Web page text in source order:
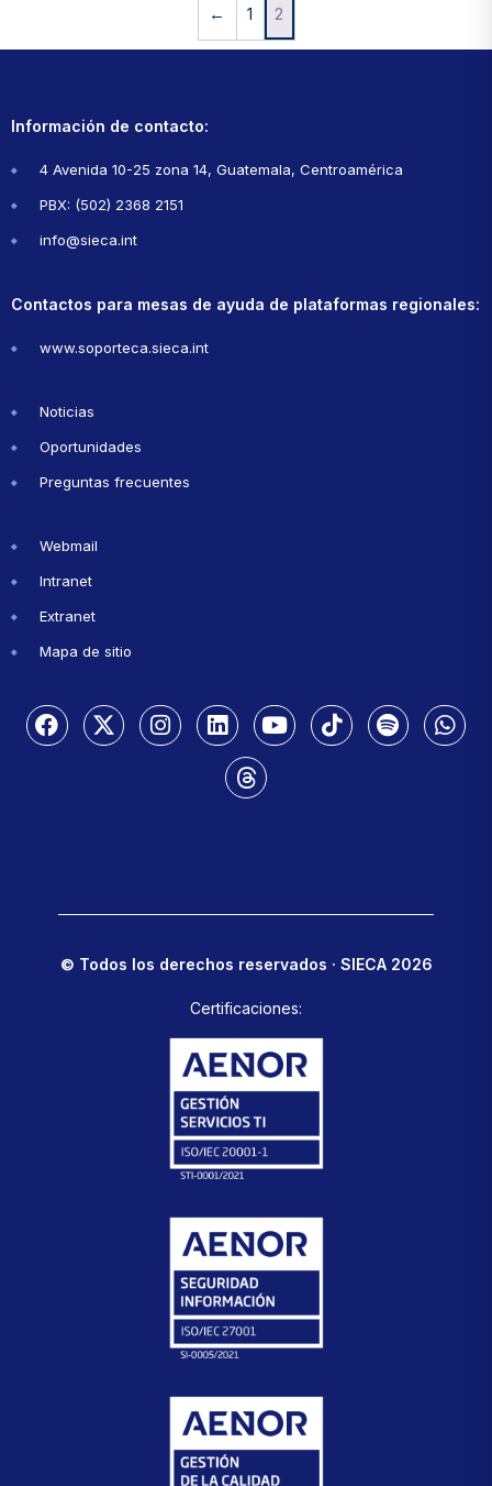
← 1 2
Información de contacto:
4 Avenida 10-25 zona 14, Guatemala, Centroamérica
PBX: (502) 2368 2151
info@sieca.int
Contactos para mesas de ayuda de plataformas regionales:
www.soporteca.sieca.int
Noticias
Oportunidades
Preguntas frecuentes
Webmail
Intranet
Extranet
Mapa de sitio
© Todos los derechos reservados · SIECA 2026
Certificaciones: